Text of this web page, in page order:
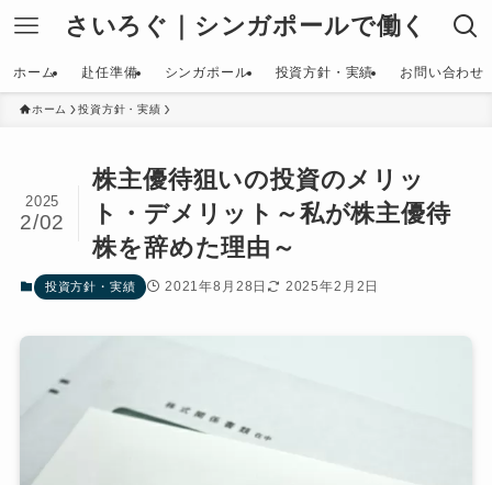
さいろぐ｜シンガポールで働く
ホーム 赴任準備 シンガポール 投資方針・実績 お問い合わせ
ホーム 投資方針・実績
株主優待狙いの投資のメリッ
ト・デメリット～私が株主優待
株を辞めた理由～
2025
2/02
投資方針・実績 2021年8月28日 2025年2月2日